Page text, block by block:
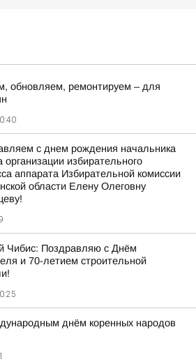
обновляем, ремонтируем – для
с днем рождения начальника
организации избирательного
аппарата Избирательной комиссии
области Елену Олеговну
Чибис: Поздравляю с Днём
и 70-летием строительной
днём коренных народов